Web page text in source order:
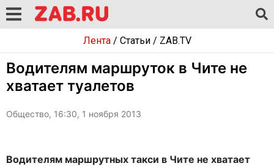
Лента/ Статьи/ ZAB.TV
Водителям маршруток в Чите не
хватает туалетов
Общество, 16:30, 1 ноября 2013
Водителям маршрутных такси в Чите не хватает